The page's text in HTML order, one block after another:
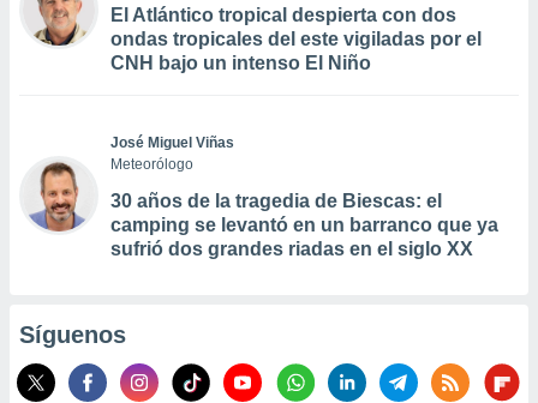
El Atlántico tropical despierta con dos
ondas tropicales del este vigiladas por el
CNH bajo un intenso El Niño
José Miguel Viñas
Meteorólogo
30 años de la tragedia de Biescas: el
camping se levantó en un barranco que ya
sufrió dos grandes riadas en el siglo XX
Síguenos